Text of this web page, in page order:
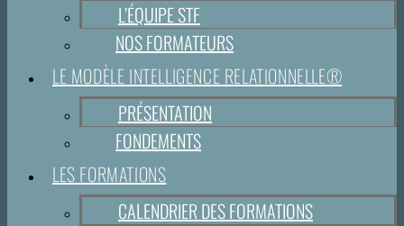
L’ÉQUIPE STF
NOS FORMATEURS
LE MODÈLE INTELLIGENCE RELATIONNELLE®
PRÉSENTATION
FONDEMENTS
LES FORMATIONS
CALENDRIER DES FORMATIONS